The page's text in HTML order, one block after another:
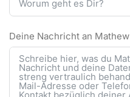
Deine Nachricht an Mathew